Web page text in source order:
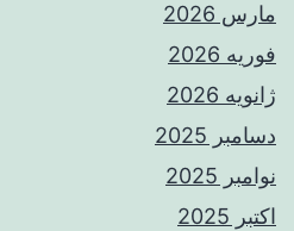
مارس 2026
فوریه 2026
ژانویه 2026
دسامبر 2025
نوامبر 2025
اکتبر 2025